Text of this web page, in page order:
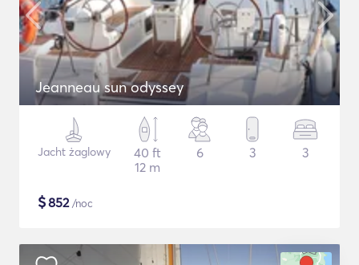
Jeanneau sun odyssey
Jacht żaglowy
40 ft
12 m
6 3 3
$852/noc